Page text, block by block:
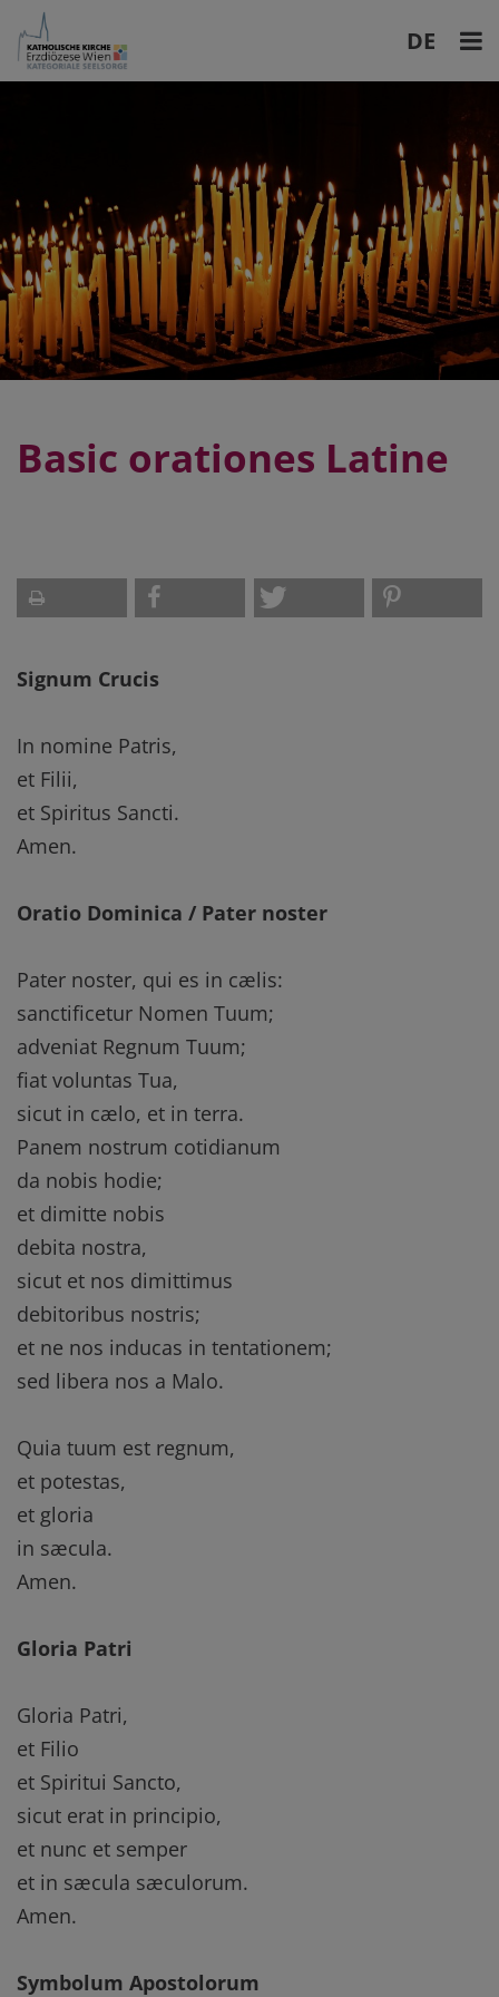
DE
EN
Basic orationes Latine
Signum Crucis
In nomine Patris,
et Filii,
et Spiritus Sancti.
Amen.
Oratio Dominica / Pater noster
Pater noster, qui es in cælis:
sanctificetur Nomen Tuum;
adveniat Regnum Tuum;
fiat voluntas Tua,
sicut in cælo, et in terra.
Panem nostrum cotidianum
da nobis hodie;
et dimitte nobis
debita nostra,
sicut et nos dimittimus
debitoribus nostris;
et ne nos inducas in tentationem;
sed libera nos a Malo.
Quia tuum est regnum,
et potestas,
et gloria
in sæcula.
Amen.
Gloria Patri
Gloria Patri,
et Filio
et Spiritui Sancto,
sicut erat in principio,
et nunc et semper
et in sæcula sæculorum.
Amen.
Symbolum Apostolorum